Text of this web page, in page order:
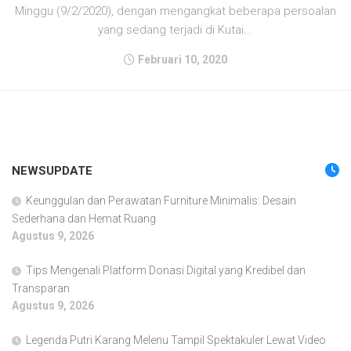
Minggu (9/2/2020), dengan mengangkat beberapa persoalan
yang sedang terjadi di Kutai...
Februari 10, 2020
NEWSUPDATE
Keunggulan dan Perawatan Furniture Minimalis: Desain
Sederhana dan Hemat Ruang
Agustus 9, 2026
Tips Mengenali Platform Donasi Digital yang Kredibel dan
Transparan
Agustus 9, 2026
Legenda Putri Karang Melenu Tampil Spektakuler Lewat Video